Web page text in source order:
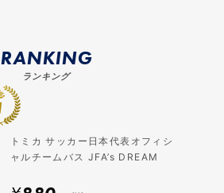
RANKING
ランキング
トミカ サッカー日本代表オフィシ
ャルチームバス JFA’s DREAM